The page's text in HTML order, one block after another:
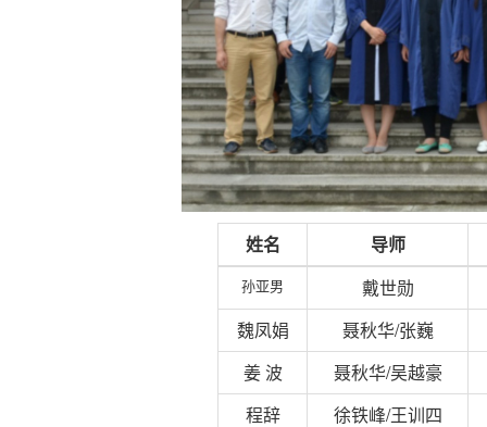
姓名 导师
孙亚男
戴世勋
魏凤娟
聂秋华/张巍
姜 波
聂秋华/吴越豪
程辞
徐铁峰/王训四